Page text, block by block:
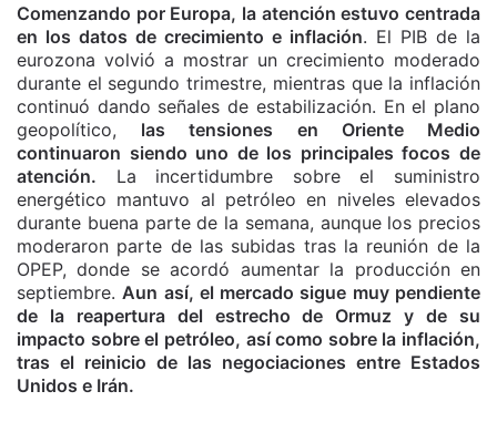
Comenzando por Europa, la atención estuvo centrada
en los datos de crecimiento e inflación. El PIB de la
eurozona volvió a mostrar un crecimiento moderado
durante el segundo trimestre, mientras que la inflación
continuó dando señales de estabilización. En el plano
geopolítico, las tensiones en Oriente Medio
continuaron siendo uno de los principales focos de
atención. La incertidumbre sobre el suministro
energético mantuvo al petróleo en niveles elevados
durante buena parte de la semana, aunque los precios
moderaron parte de las subidas tras la reunión de la
OPEP, donde se acordó aumentar la producción en
septiembre. Aun así, el mercado sigue muy pendiente
de la reapertura del estrecho de Ormuz y de su
impacto sobre el petróleo, así como sobre la inflación,
tras el reinicio de las negociaciones entre Estados
Unidos e Irán.